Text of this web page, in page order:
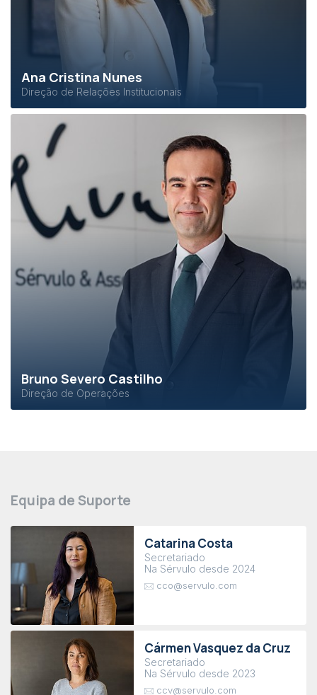
Ana Cristina Nunes
Direção de Relações Institucionais
Bruno Severo Castilho
Direção de Operações
Equipa de Suporte
Catarina Costa
Secretariado
Na Sérvulo desde 2024
cco@servulo.com
Cármen Vasquez da Cruz
Secretariado
Na Sérvulo desde 2023
ccv@servulo.com